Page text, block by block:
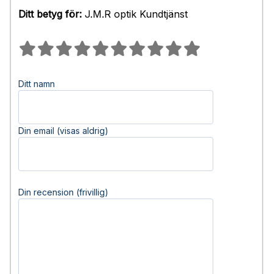
Ditt betyg för: J.M.R optik Kundtjänst
Ditt namn
Din email (visas aldrig)
Din recension (frivillig)